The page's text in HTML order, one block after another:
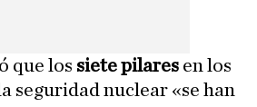
que los siete pilares en los
seguridad nuclear «se han